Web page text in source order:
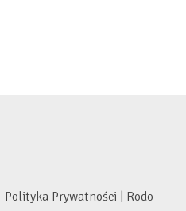
Polityka Prywatności Rodo